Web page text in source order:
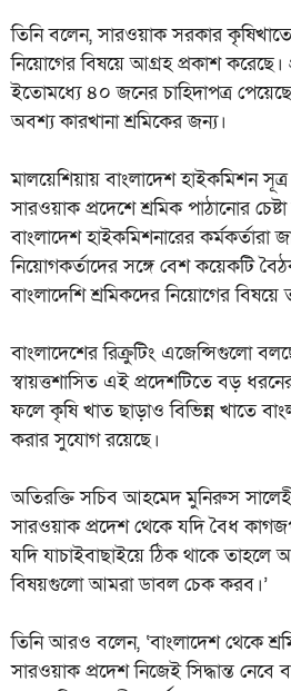
তিনি বলেন, সারওয়াক সরকার কৃষিখাতে
নিয়োগের বিষয়ে আগ্রহ প্রকাশ করেছে।
ইতোমধ্যে ৪০ জনের চাহিদাপত্র
অবশ্য কারখানা শ্রমিকের জন্য।
মালয়েশিয়ায় বাংলাদেশ হাইকমিশন
সারওয়াক প্রদেশে শ্রমিক পাঠানোর
বাংলাদেশ হাইকমিশনারের কর্মকর্তারা
নিয়োগকর্তাদের সঙ্গে বেশ কয়েকটি
বাংলাদেশি শ্রমিকদের নিয়োগের
বাংলাদেশের রিক্রুটিং এজেন্সিগুলো
স্বায়ত্তশাসিত এই প্রদেশটিতে বড়
ফলে কৃষি খাত ছাড়াও বিভিন্ন খাতে
করার সুযোগ রয়েছে।
অতিরক্তি সচিব আহমেদ মুনিরুস
সারওয়াক প্রদেশ থেকে যদি বৈধ
যদি যাচাইবাছাইয়ে ঠিক থাকে
বিষয়গুলো আমরা ডাবল চেক করব।’
তিনি আরও বলেন, ‘বাংলাদেশ থেকে
সারওয়াক প্রদেশ নিজেই সিদ্ধান্ত নেবে